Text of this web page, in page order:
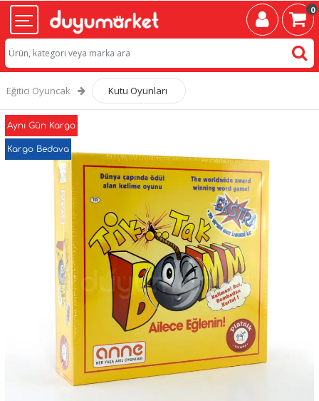
0
Eğitici Oyuncak Kutu Oyunları
Aynı Gün Kargo
Kargo Bedava